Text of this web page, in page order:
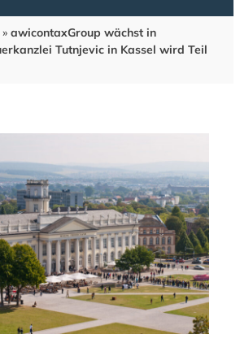
» awicontaxGroup wächst in
Tutnjevic in Kassel wird Teil